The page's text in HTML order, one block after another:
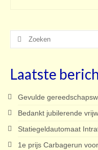
Zoeken
Laatste
Gevulde
Bedankt jubilerende
Statiegeldautomaat
1e prijs Carbagerun